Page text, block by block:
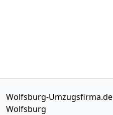
Wolfsburg-Umzugsfirma.de
Wolfsburg